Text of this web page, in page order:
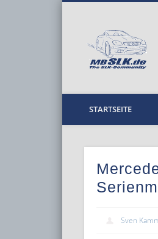
STARTSEITE
Sven